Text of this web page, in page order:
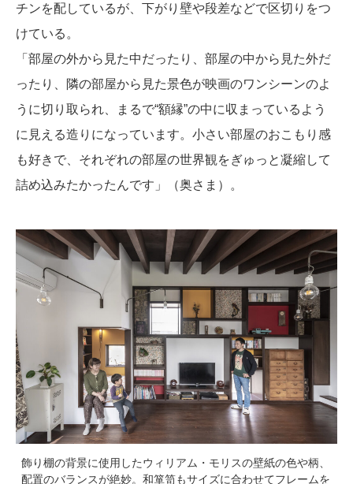
チンを配しているが、下がり壁や段差などで区切りをつ
けている。
「部屋の外から見た中だったり、部屋の中から見た外だ
ったり、隣の部屋から見た景色が映画のワンシーンのよ
うに切り取られ、まるで“額縁”の中に収まっているよう
に見える造りになっています。小さい部屋のおこもり感
も好きで、それぞれの部屋の世界観をぎゅっと凝縮して
詰め込みたかったんです」（奥さま）。
飾り棚の背景に使用したウィリアム・モリスの壁紙の色や柄、
配置のバランスが絶妙。和箪笥もサイズに合わせてフレームを